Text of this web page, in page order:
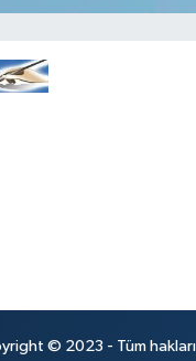
© 2023 - Tüm hakları